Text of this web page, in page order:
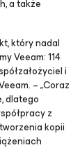
a także
który nadal
Veeam: 114
i
– „Coraz
dlatego
z
kopii